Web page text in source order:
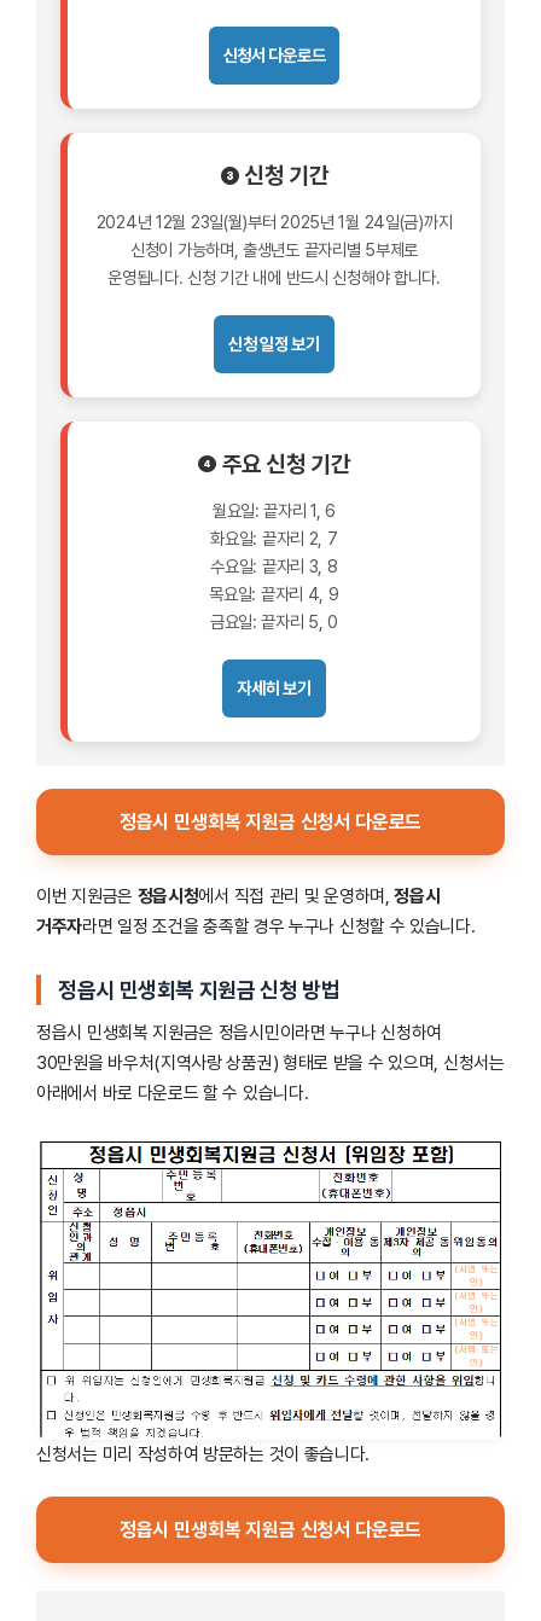
신청서 다운로드
❸ 신청 기간
2024년 12월 23일(월)부터 2025년 1월 24일(금)까지
신청이 가능하며, 출생년도 끝자리별 5부제로
운영됩니다. 신청 기간 내에 반드시 신청해야 합니다.
신청 일정 보기
❹ 주요 신청 기간
월요일: 끝자리 1, 6
화요일: 끝자리 2, 7
수요일: 끝자리 3, 8
목요일: 끝자리 4, 9
금요일: 끝자리 5, 0
자세히 보기
정읍시 민생회복 지원금 신청서 다운로드
이번 지원금은 정읍시청에서 직접 관리 및 운영하며,정읍시
거주자라면 일정 조건을 충족할 경우 누구나 신청할 수 있습니다.
정읍시 민생회복 지원금 신청 방법
정읍시 민생회복 지원금은 정읍시민이라면 누구나 신청하여
30만원을 바우처(지역사랑 상품권) 형태로 받을 수 있으며, 신청서는
아래에서 바로 다운로드 할 수 있습니다.
신청서는 미리 작성하여 방문하는 것이 좋습니다.
정읍시 민생회복 지원금 신청서 다운로드